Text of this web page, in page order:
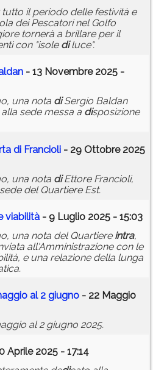
il periodo delle festività e
dei Pescatori nel Golfo
tornerà a brillare per il
con "isole diluce".
- 13 Novembre 2025 -
una nota diSergio Baldan
sede messa a disposizione
di Francioli - 29 Ottobre 2025
una nota diEttore Francioli,
del Quartiere Est.
viabilità - 9 Luglio 2025 - 15:03
una nota del Quartiere intra,
all'Amministrazione con le
e una relazione della lunga
al 2 giugno - 22 Maggio
al 2 giugno 2025.
Aprile 2025 - 17:14